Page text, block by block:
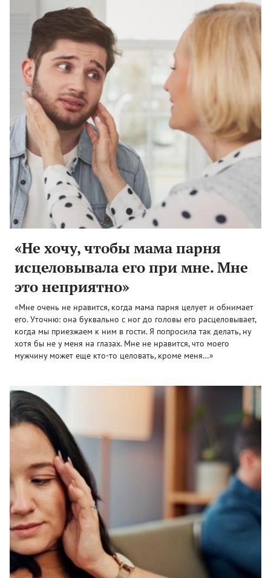
«Не хочу, чтобы мама парня
исцеловывала его при мне. Мне
это неприятно»
«Мне очень не нравится, когда мама парня целует и обнимает
его. Уточню: она буквально с ног до головы его расцеловывает,
когда мы приезжаем к ним в гости. Я попросила так делать, ну
хотя бы не у меня на глазах. Мне не нравится, что моего
мужчину может еще кто-то целовать, кроме меня…»